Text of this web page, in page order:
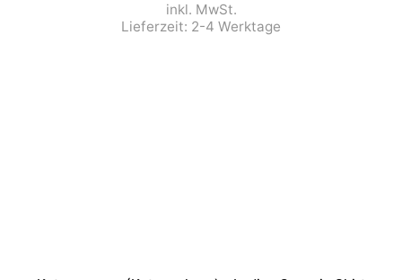
inkl. MwSt.
Lieferzeit: 2-4 Werktage